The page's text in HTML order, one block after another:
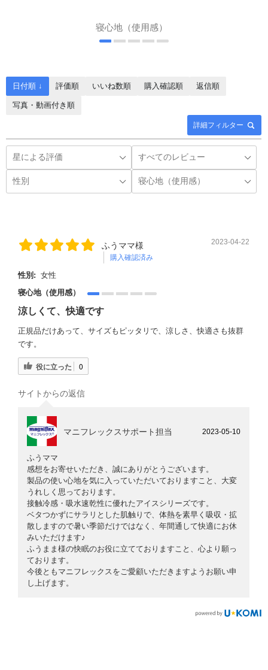
寝心地（使用感）
詳細フィルター
日付順 ↓ 評価順 いいね数順 購入確認順 返信順
写真・動画付き順
ふうママ様
購入確認済み
2023-04-22
性別: 女性
寝心地（使用感）
涼しくて、快適です
正規品だけあって、サイズもピッタリで、涼しさ、快適さも抜群
です。
役に立った 0
サイトからの返信
マニフレックスサポート担当 2023-05-10
ふうママ
感想をお寄せいただき、誠にありがとうございます。
製品の使い心地を気に入っていただいておりますこと、大変
うれしく思っております。
接触冷感・吸水速乾性に優れたアイスシリーズです。
ベタつかずにサラリとした肌触りで、体熱を素早く吸収・拡
散しますので暑い季節だけではなく、年間通して快適にお休
みいただけます♪
ふうまま様の快眠のお役に立てておりますこと、心より願っ
ております。
今後ともマニフレックスをご愛顧いただきますようお願い申
し上げます。